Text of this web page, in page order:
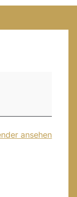
ansehen